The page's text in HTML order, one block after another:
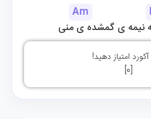
Am
نیمه ی گمشده ی منی
امتیاز دهید!
[
0
]